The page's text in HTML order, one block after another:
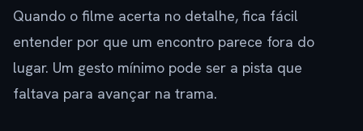
Quando o filme acerta no detalhe, fica fácil
entender por que um encontro parece fora do
lugar. Um gesto mínimo pode ser a pista que
faltava para avançar na trama.